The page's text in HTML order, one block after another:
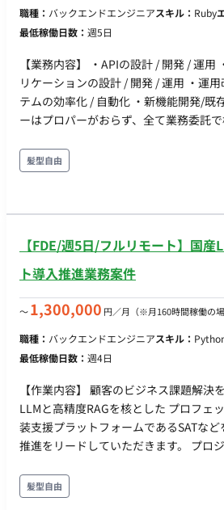
を横断して課題を整理し、解決策の提案
- 開発生産性および品質向上に向けた
ネス価値を踏まえた最適な実施方針を
そのまま実装するのではなく、課題の
を含むより良い解決策や優先順位を
観点から意思決定を支援し、お客様お
技術的な制約やリスクを分かりやすく説
形成を推進 [プロジェクト体制（予定
が開発全体を統括 - 本ポジションは
を中心とした担当領域のテックリード
- 担当領域における技術判断・開発推
開発全体方針や横断課題については
ながら推進 - プロジェクト内には複数
配置 - 配下メンバーは1～2名を想定し
応じてチーム編成を変更
ドウェアサプライヤーなど）との契約
Microsoft 365 (M365)、Google
ラットフォームの導入、展開、最適化
利用促進と生産性向上を図る。 - 店舗
ブレット、スマートフォンなどの従業
導入、ライフサイクル管理、セキュリ
Management) の運用を統括。 - EUC
ア、ソフトウェアの包括的なIT資産管
な運用を実現。 - 全国約1,600店舗と
環境、インターネット回線、LAN環境
職種： バックエンドエンジニアスキル： Ruby
最低稼働日数： 週5日
【業務内容】 ・APIの設計 / 開発 / 運
リケーションの設計 / 開発 / 運用 ・運
テムの効率化 / 自動化 ・新機能開発/
ーはプロパーがおらず、全て業務委託
レームワーク: Ruby on Rails データベ
/ BigQuery インフラ基盤: AWS / GCP /
術: Docker / Amazon ECS 構成管理:
Actions / AWS CodeBuild 監視:
フレームワーク： React(Next) ・UIラ
CSS ・インフラ基盤: Vercel ・クラウド
髪型自由
【FDE/週5日/フルリモート】国
ト導入推進業務案件
〜1,300,000 円／月 （※月160時間稼働の
職種： バックエンドエンジニアスキル：
最低稼働日数： 週4日
【作業内容】 顧客のビジネス課題解決
LLMと高精度RAGを核とした プロフェ
装支援プラットフォームであるSATな
推進をリードしていただきます。 プロジェクトの提案フェーズ
コンサルティング、および技術的なプ
を一気通貫で実行していただきます。 コンサルメンバーと協力
髪型自由